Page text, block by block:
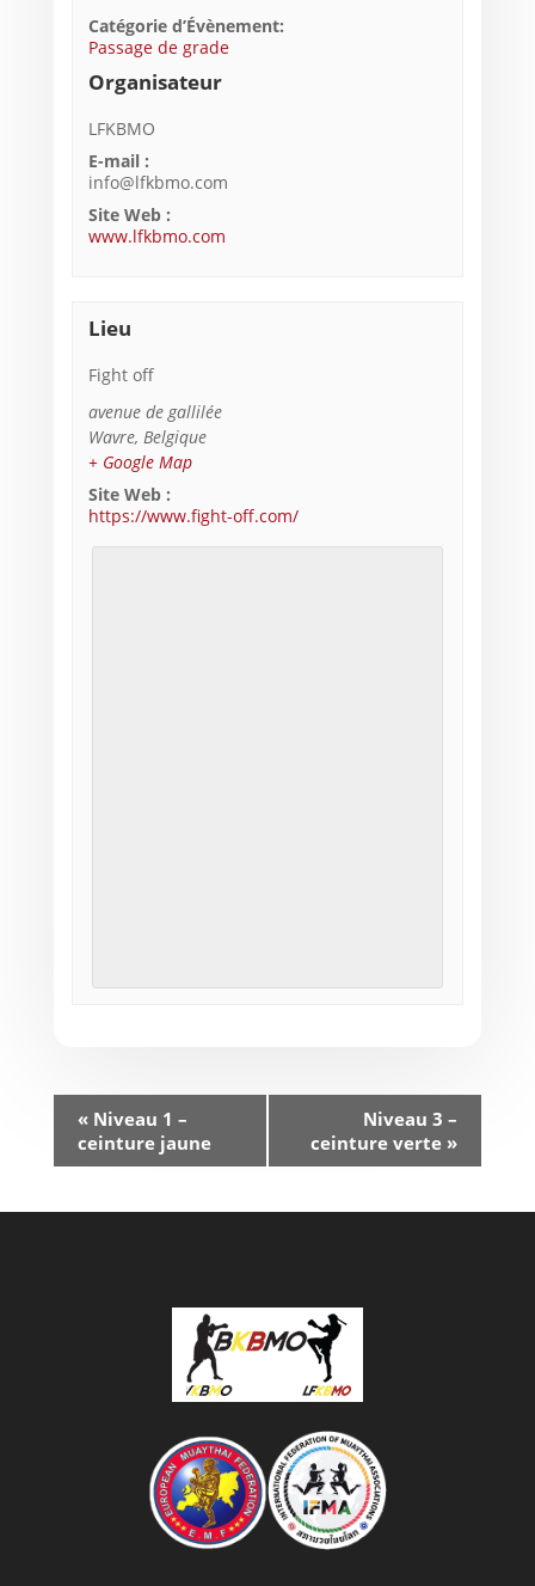
Catégorie d’Évènement:
Passage de grade
Organisateur
LFKBMO
E-mail :
info@lfkbmo.com
Site Web :
www.lfkbmo.com
Lieu
Fight off
avenue de gallilée
Wavre, Belgique
+ Google Map
Site Web :
https://www.fight-off.com/
«Niveau 1 –
ceinture jaune
Niveau 3 –
ceinture verte »